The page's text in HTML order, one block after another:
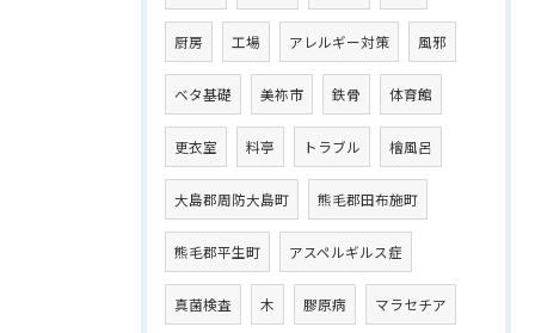
厨房 工場 アレルギー対策 風邪
ベタ基礎 美祢市 鉄骨 体育館
更衣室 料亭 トラブル 檜風呂
大島郡周防大島町 熊毛郡田布施町
熊毛郡平生町 アスペルギルス症
真菌検査 木 膠原病 マラセチア